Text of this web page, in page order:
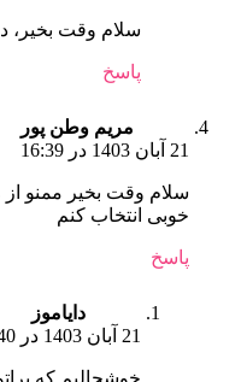
سلام وقت بخیر،
پاسخ
مریم وطن پور
سلام وقت بخیر ممنو
خوبی انتخاب کنم
پاسخ
دایاموز